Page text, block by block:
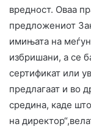
вредност. Оваа
предложениот
имињата на
избришани, а се
сертификат или
предлагаат и во
средина, каде
на